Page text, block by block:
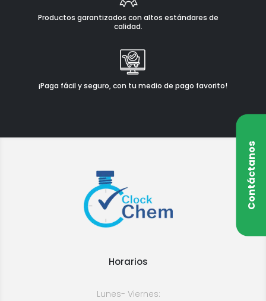
Productos garantizados con altos estándares de
calidad.
¡Paga fácil y seguro, con tu medio de pago favorito!
Contáctanos
Horarios
Lunes- Viernes: